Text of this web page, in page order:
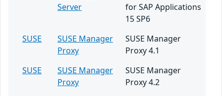
Server
for SAP Applications
15 SP6
SUSE
SUSE Manager
Proxy
SUSE Manager
Proxy 4.1
SUSE
SUSE Manager
Proxy
SUSE Manager
Proxy 4.2